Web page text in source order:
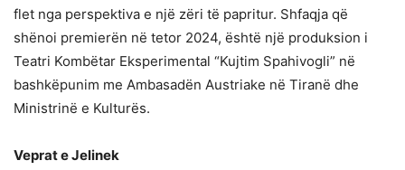
flet nga perspektiva e një zëri të papritur. Shfaqja që
shënoi premierën në tetor 2024, është një produksion i
Teatri Kombëtar Eksperimental “Kujtim Spahivogli” në
bashkëpunim me Ambasadën Austriake në Tiranë dhe
Ministrinë e Kulturës.
Veprat e Jelinek